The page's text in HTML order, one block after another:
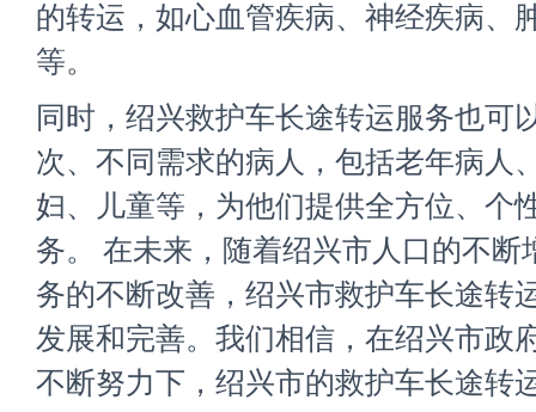
的转运，如心血管疾病、神经疾病、
等。
同时， 绍兴救护车长途转运服务也可
次、不同需求的病人，包括老年病人
妇、儿童等，为他们提供全方位、个
务。 在未来，随着绍兴市人口的不断
务的不断改善，绍兴市救护车长途转
发展和完善。我们相信，在绍兴市政
不断努力下，绍兴市的救护车长途转